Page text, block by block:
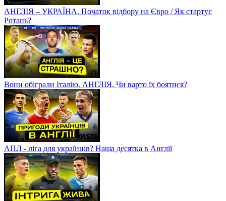
АНГЛІЯ – УКРАЇНА. Початок відбору на Євро / Як стартує
Ротань?
Вони обіграли Італію. АНГЛІЯ. Чи варто їх боятися?
АПЛ - ліга для українців? Наша десятка в Англії